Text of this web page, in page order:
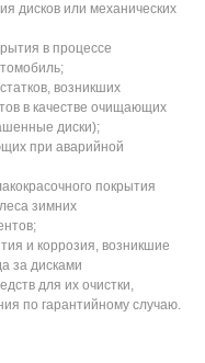
дисков или механических
в процессе
возникших
в качестве очищающих
диски);
при аварийной
покрытия
зимних
и коррозия, возникшие
за дисками
для их очистки,
по гарантийному случаю.